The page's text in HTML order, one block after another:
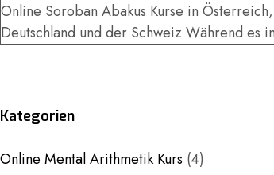
Online Soroban Abakus Kurse in Österreich,
Deutschland und der Schweiz Während es in
Kategorien
Online Mental Arithmetik Kurs (4)